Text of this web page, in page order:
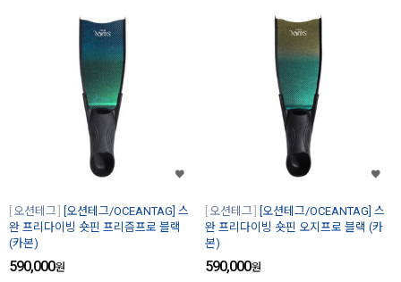
오션테그
[오션테그/OCEANTAG] 스
완 프리다이빙 숏핀 프리즘프로 블랙
(카본)
590,000원
오션테그
[오션테그/OCEANTAG] 스
완 프리다이빙 숏핀 오지프로 블랙 (카
본)
590,000원